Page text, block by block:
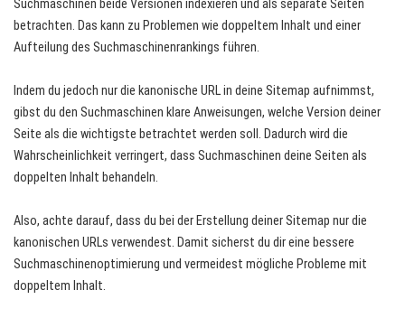
Suchmaschinen beide Versionen indexieren und als separate Seiten
betrachten. Das kann zu Problemen wie doppeltem Inhalt und einer
Aufteilung des Suchmaschinenrankings führen.
Indem du jedoch nur die kanonische URL in deine Sitemap aufnimmst,
gibst du den Suchmaschinen klare Anweisungen, welche Version deiner
Seite als die wichtigste betrachtet werden soll. Dadurch wird die
Wahrscheinlichkeit verringert, dass Suchmaschinen deine Seiten als
doppelten Inhalt behandeln.
Also, achte darauf, dass du bei der Erstellung deiner Sitemap nur die
kanonischen URLs verwendest. Damit sicherst du dir eine bessere
Suchmaschinenoptimierung und vermeidest mögliche Probleme mit
doppeltem Inhalt.